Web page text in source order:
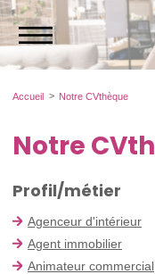
Accueil Notre CVthèque
Notre
Profil/métier
Agenceur d'intérieur
Agent immobilier
Animateur commercial